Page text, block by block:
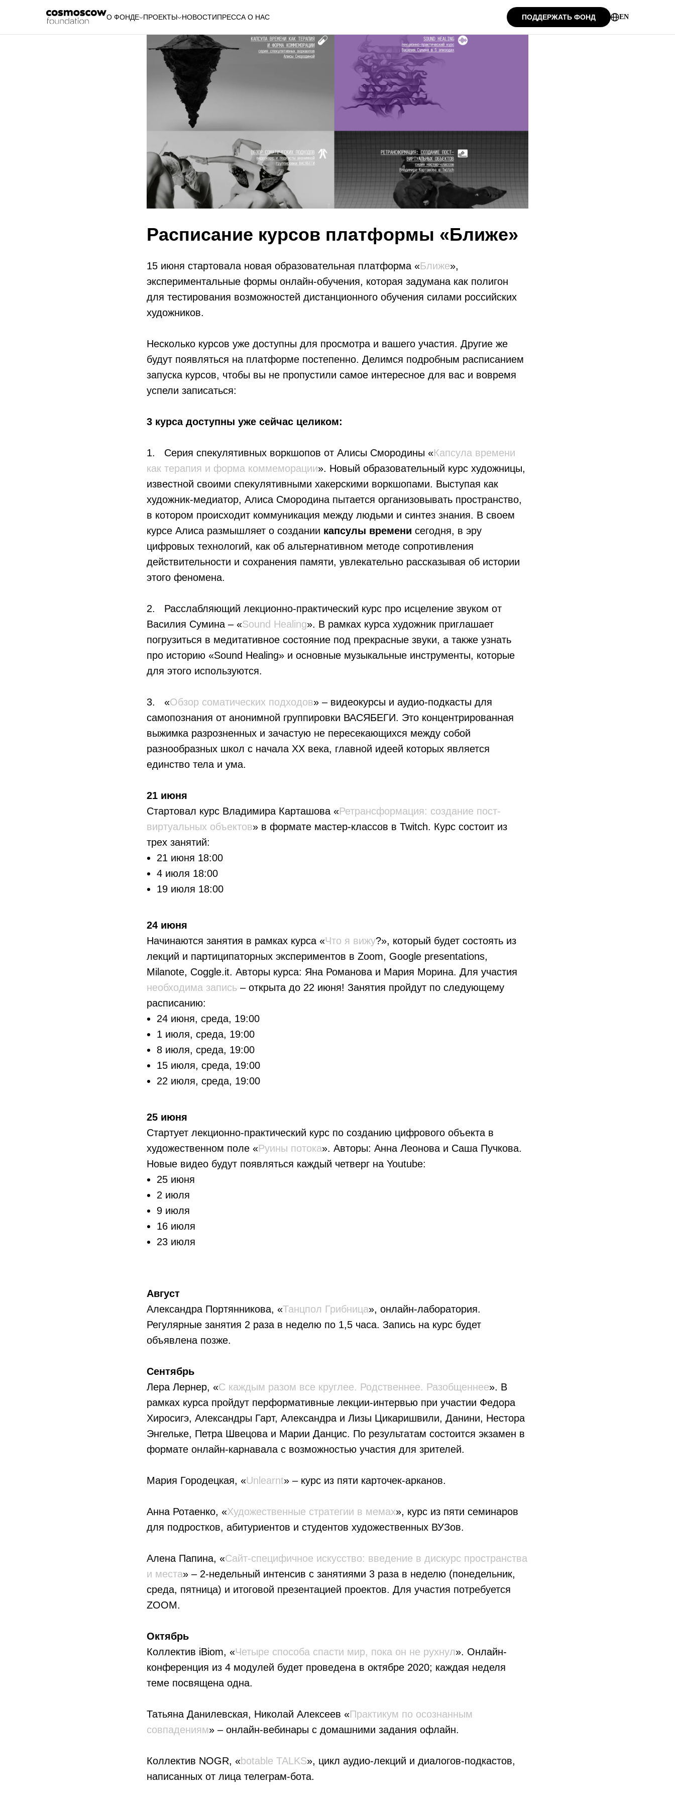
О ФОНДЕ ПРОЕКТЫ НОВОСТИПРЕССА О НАС ПОДДЕРЖАТЬ ФОНД EN
Расписание курсов платформы «Ближе»
15 июня стартовала новая образовательная платформа «Ближе»,
экспериментальные формы онлайн-обучения, которая задумана как полигон
для тестирования возможностей дистанционного обучения силами российских
художников.
Несколько курсов уже доступны для просмотра и вашего участия. Другие же
будут появляться на платформе постепенно. Делимся подробным расписанием
запуска курсов, чтобы вы не пропустили самое интересное для вас и вовремя
успели записаться:
3 курса доступны уже сейчас целиком:
1. Серия спекулятивных воркшопов от Алисы Смородины «Капсула времени
как терапия и форма коммеморации». Новый образовательный курс художницы,
известной своими спекулятивными хакерскими воркшопами. Выступая как
художник-медиатор, Алиса Смородина пытается организовывать пространство,
в котором происходит коммуникация между людьми и синтез знания. В своем
курсе Алиса размышляет о создании капсулы времени сегодня, в эру
цифровых технологий, как об альтернативном методе сопротивления
действительности и сохранения памяти, увлекательно рассказывая об истории
этого феномена.
2. Расслабляющий лекционно-практический курс про исцеление звуком от
Василия Сумина – «Sound Healing». В рамках курса художник приглашает
погрузиться в медитативное состояние под прекрасные звуки, а также узнать
про историю «Sound Healing» и основные музыкальные инструменты, которые
для этого используются.
3. «Обзор соматических подходов» – видеокурсы и аудио-подкасты для
самопознания от анонимной группировки ВАСЯБЕГИ. Это концентрированная
выжимка разрозненных и зачастую не пересекающихся между собой
разнообразных школ с начала XX века, главной идеей которых является
единство тела и ума.
21 июня
Стартовал курс Владимира Карташова «Ретрансформация: создание пост-
виртуальных объектов» в формате мастер-классов в Twitch. Курс состоит из
трех занятий:
21 июня 18:00
4 июля 18:00
19 июля 18:00
24 июня
Начинаются занятия в рамках курса «Что я вижу?», который будет состоять из
лекций и партиципаторных экспериментов в Zoom, Google presentations,
Milanote, Сoggle.it. Авторы курса: Яна Романова и Мария Морина. Для участия
необходима запись – открыта до 22 июня! Занятия пройдут по следующему
расписанию:
24 июня, среда, 19:00
1 июля, среда, 19:00
8 июля, среда, 19:00
15 июля, среда, 19:00
22 июля, среда, 19:00
25 июня
Стартует лекционно-практический курс по созданию цифрового объекта в
художественном поле «Руины потока». Авторы: Анна Леонова и Саша Пучкова.
Новые видео будут появляться каждый четверг на Youtube:
25 июня
2 июля
9 июля
16 июля
23 июля
Август
Александра Портянникова, «Танцпол Грибница», онлайн-лаборатория.
Регулярные занятия 2 раза в неделю по 1,5 часа. Запись на курс будет
объявлена позже.
Сентябрь
Лера Лернер, «С каждым разом все круглее. Родственнее. Разобщеннее». В
рамках курса пройдут перформативные лекции-интервью при участии Федора
Хиросигэ, Александры Гарт, Александра и Лизы Цикаришвили, Данини, Нестора
Энгельке, Петра Швецова и Марии Данцис. По результатам состоится экзамен в
формате онлайн-карнавала с возможностью участия для зрителей.
Мария Городецкая, «Unlearnt» – курс из пяти карточек-арканов.
Анна Ротаенко, «Художественные стратегии в мемах», курс из пяти семинаров
для подростков, абитуриентов и студентов художественных ВУЗов.
Алена Папина, «Сайт-специфичное искусство: введение в дискурс пространства
и места» – 2-недельный интенсив с занятиями 3 раза в неделю (понедельник,
среда, пятница) и итоговой презентацией проектов. Для участия потребуется
ZOOM.
Октябрь
Коллектив iBiom, «Четыре способа спасти мир, пока он не рухнул». Онлайн-
конференция из 4 модулей будет проведена в октябре 2020; каждая неделя
теме посвящена одна.
Татьяна Данилевская, Николай Алексеев «Практикум по осознанным
совпадениям» – онлайн-вебинары c домашними задания офлайн.
Коллектив NOGR, «botable TALKS», цикл аудио-лекций и диалогов-подкастов,
написанных от лица телеграм-бота.